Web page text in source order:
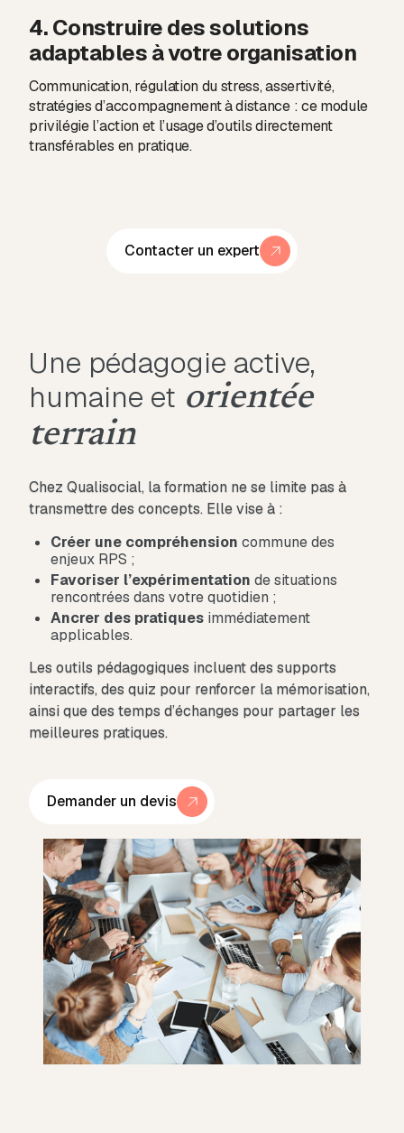
4. Construire des solutions
adaptables à votre organisation
Communication, régulation du stress, assertivité,
stratégies d’accompagnement à distance : ce module
privilégie l’action et l’usage d’outils directement
transférables en pratique.
Contacter un expert
Une pédagogie active,
humaine et orientée
terrain
Chez Qualisocial, la formation ne se limite pas à
transmettre des concepts. Elle vise à :
Créer une compréhension commune des
enjeux RPS ;
Favoriser l’expérimentation de situations
rencontrées dans votre quotidien ;
Ancrer des pratiques immédiatement
applicables.
Les outils pédagogiques incluent des supports
interactifs, des quiz pour renforcer la mémorisation,
ainsi que des temps d’échanges pour partager les
meilleures pratiques.
Demander un devis